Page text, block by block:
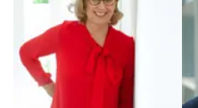
store temaer med indsigt,
nærvær og humor.